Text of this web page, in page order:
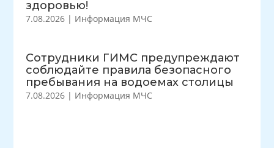
здоровью!
7.08.2026 | Информация МЧС
Сотрудники ГИМС предупреждают
соблюдайте правила безопасного
пребывания на водоемах столицы
7.08.2026 | Информация МЧС